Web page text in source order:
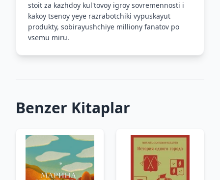
stoit za kazhdoy kul'tovoy igroy sovremennosti i
kakoy tsenoy yeye razrabotchiki vypuskayut
produkty, sobirayushchiye milliony fanatov po
vsemu miru.
Benzer Kitaplar